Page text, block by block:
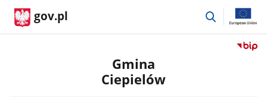
gov.pl
przejdź
Przejdź
Gmina
Ciepielów